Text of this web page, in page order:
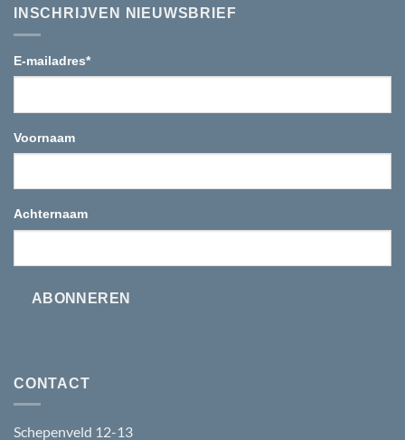
bergen
in
INSCHRIJVEN NIEUWSBRIEF
E-mailadres*
Voornaam
Achternaam
ABONNEREN
CONTACT
Schepenveld 12-13